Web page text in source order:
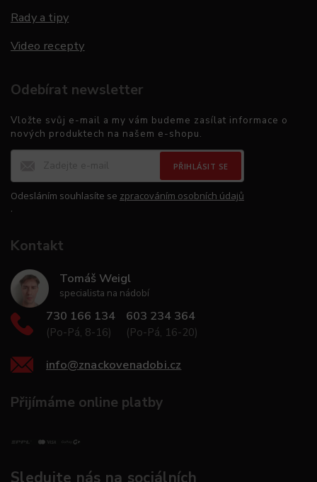
Rady a tipy
Video recepty
Odebírat newsletter
Vložte svůj e-mail a my vám budeme zasílat informace o
nových produktech na našem e-shopu.
PŘIHLÁSIT SE
Odesláním souhlasíte se zpracováním osobních údajů
.
Kontakt
Tomáš Weigl
specialista na nádobí
730 166 134
(Po-Pá, 8-16)
603 234 364
(Po-Pá, 16-20)
info@znackovenadobi.cz
Přijímáme online platby
Sledujte nás na sociálních